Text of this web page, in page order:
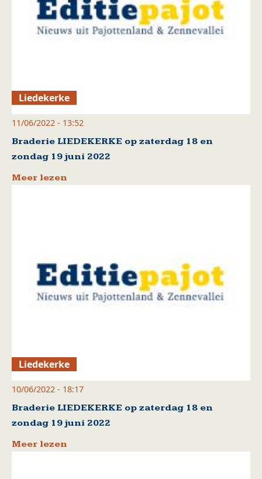
Liedekerke
11/06/2022 - 13:52
Braderie LIEDEKERKE op zaterdag 18 en
zondag 19 juni 2022
Meer lezen
Liedekerke
10/06/2022 - 18:17
Braderie LIEDEKERKE op zaterdag 18 en
zondag 19 juni 2022
Meer lezen